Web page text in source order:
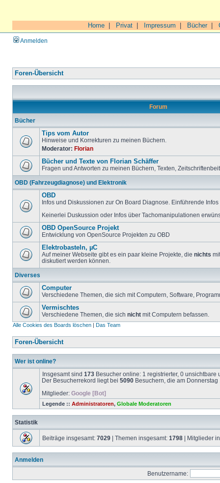
Home Privat Impressum Bücher|
Anmelden
Foren-Übersicht
Forum
Bücher
Tips vom Autor
Hinweise und Korrekturen zu meinen Büchern.
Moderator: Florian
Bücher und Texte von Florian Schäffer
Fragen und Antworten zu meinen Büchern, Texten,
OBD (Fahrzeugdiagnose) und Elektronik
OBD
Infos und Diskussionen zur On Board Diagnose. Einführende
Keinerlei Duskussion oder Infos über Tachomanipulationen
OBD OpenSource Projekt
Entwicklung von OpenSource Projekten zu OBD
Elektrobasteln, µC
Auf meiner Webseite gibt es ein paar kleine Projekte, die nichts
diskutiert werden können.
Diverses
Computer
Verschiedene Themen, die sich mit Computern, Software,
Vermischtes
Verschiedene Themen, die sich nicht mit Computern befassen.
Alle Cookies des Boards löschen | Das Team
Foren-Übersicht
Wer ist online?
Insgesamt sind 173 Besucher online: 1 registrierter, 0
Der Besucherrekord liegt bei 5090 Besuchern, die am
Mitglieder: Google [Bot]
Legende :: Administratoren, Globale Moderatoren
Statistik
Beiträge insgesamt: 7029 | Themen insgesamt: 1798 | Mitglieder
Anmelden
Benutzername: